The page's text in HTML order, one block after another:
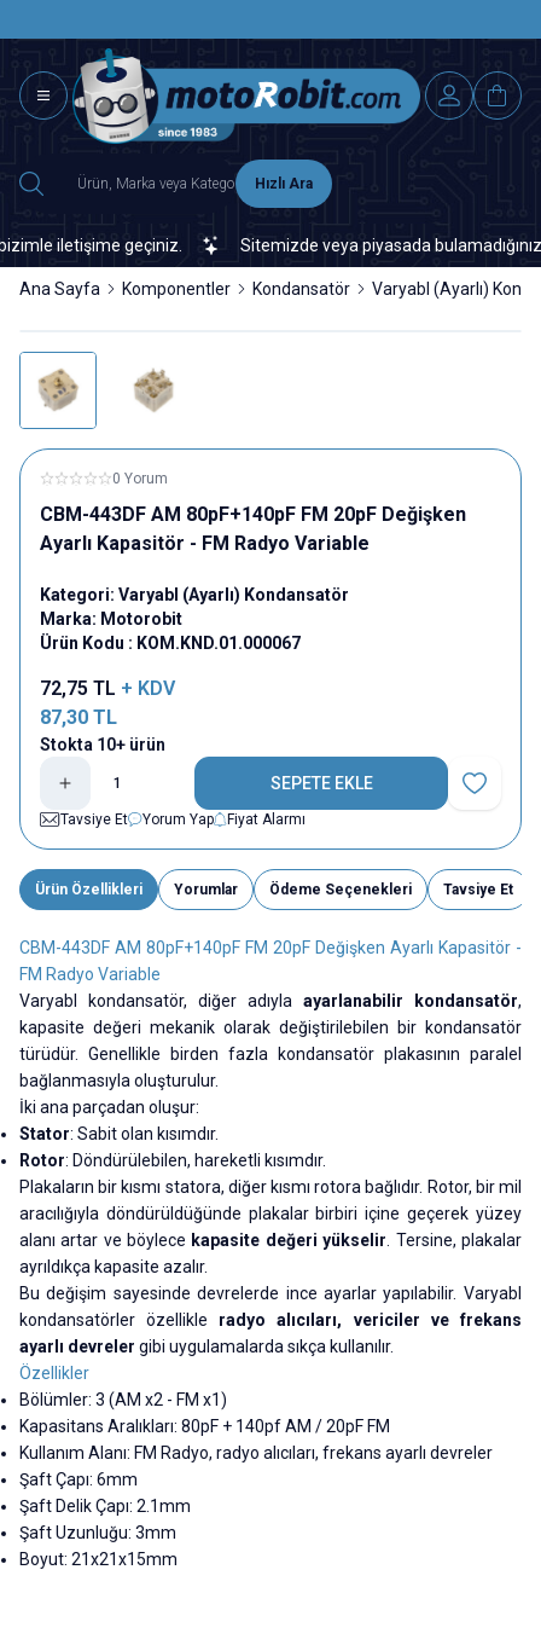
Hızlı Ara
iletişime geçiniz. Sitemizde veya piyasada bulamadığınız
Ana Sayfa Komponentler Kondansatör Varyabl (Ayarlı)
0 Yorum
CBM-443DF AM 80pF+140pF FM 20pF Değişken
Ayarlı Kapasitör - FM Radyo Variable
Kategori: Varyabl (Ayarlı) Kondansatör
Marka: Motorobit
Ürün Kodu : KOM.KND.01.000067
72,75 TL + KDV
87,30 TL
Stokta 10+ ürün
SEPETE EKLE
Favoriye
Tavsiye Et
Yorum Yap Fiyat Alarmı
Ürün Özellikleri Yorumlar Ödeme Seçenekleri Tavsiye Et
CBM-443DF AM 80pF+140pF FM 20pF Değişken Ayarlı Kapasitör -
FM Radyo Variable
Varyabl kondansatör, diğer adıyla
ayarlanabilir kondansatör,
kapasite değeri mekanik olarak değiştirilebilen bir kondansatör
türüdür. Genellikle birden fazla kondansatör plakasının paralel
bağlanmasıyla oluşturulur.
İki ana parçadan oluşur:
Stator: Sabit olan kısımdır.
Rotor: Döndürülebilen, hareketli kısımdır.
Plakaların bir kısmı statora, diğer kısmı rotora bağlıdır. Rotor, bir mil
aracılığıyla döndürüldüğünde plakalar birbiri içine geçerek yüzey
alanı artar ve böylece kapasite değeri yükselir . Tersine, plakalar
ayrıldıkça kapasite azalır.
Bu değişim sayesinde devrelerde ince ayarlar yapılabilir. Varyabl
kondansatörler özellikle
radyo alıcıları, vericiler ve frekans
ayarlı devreler gibi uygulamalarda sıkça kullanılır.
Özellikler
Bölümler: 3 (AM x2 - FM x1)
Kapasitans Aralıkları: 80pF + 140pf AM / 20pF FM
Kullanım Alanı: FM Radyo, radyo alıcıları, frekans ayarlı devreler
Şaft Çapı: 6mm
Şaft Delik Çapı: 2.1mm
Şaft Uzunluğu: 3mm
Boyut: 21x21x15mm